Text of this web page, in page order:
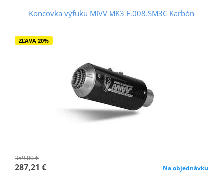
Koncovka výfuku MIVV MK3 E.008.SM3C Karbón
ZĽAVA 20%
359,00 €
287,21 € Na objednávku